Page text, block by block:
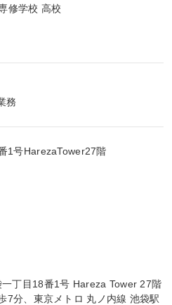
修学校 高校
務
1号HarezaTower27階
丁目18番1号 Hareza Tower 27階
7分、東京メトロ 丸ノ内線 池袋駅